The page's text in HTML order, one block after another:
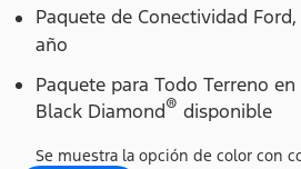
Paquete de Conectividad
año
Paquete para Todo Terreno
Black Diamond® disponible
Se muestra la opción de color con